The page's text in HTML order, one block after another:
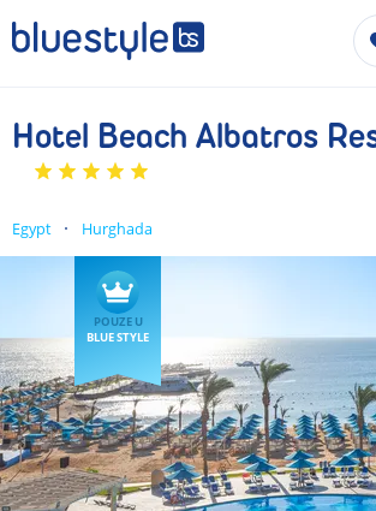
Hotel Beach Albatros
Egypt Hurghada
POUZE U
BLUE STYLE